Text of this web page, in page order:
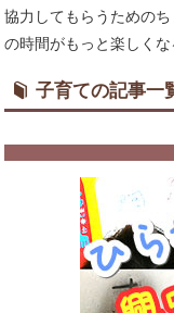
協力してもらうための
の時間がもっと楽しくな
子育ての記事一